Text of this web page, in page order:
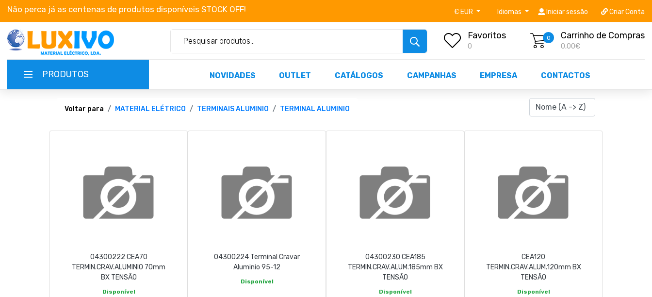
Não perca já as centenas de produtos disponíveis STOCK OFF! Não perca já as centenas de produtos disponíveis STOCK OFF! Não perca já as centenas de
€ EUR Idiomas Iniciar sessão Criar Conta
Favoritos
0
0 Carrinho de Compras
0,00€
PRODUTOS NOVIDADES OUTLET CATÁLOGOS CAMPANHAS EMPRESA CONTACTOS
TERMOS E CONDIÇÕES
geral@luxivo.pt
Voltar para MATERIAL ELÉTRICO TERMINAIS ALUMINIO TERMINAL ALUMINIO
04300222 CEA70
TERMIN.CRAV.ALUMINIO 70mm
BX TENSÃO
Disponível
04300224 Terminal Cravar
Aluminio 95-12
Disponível
04300230 CEA185
TERMIN.CRAV.ALUM.185mm BX
TENSÃO
Disponível
CEA120
TERMIN.CRAV.ALUM.120mm BX
TENSÃO
Disponível